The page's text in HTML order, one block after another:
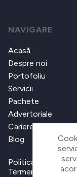
NAVIGARE
Acasă
Despre noi
Portofoliu
Servicii
Pachete
Advertoriale
Cariere
Blog
Politica de
Termeni și condiții